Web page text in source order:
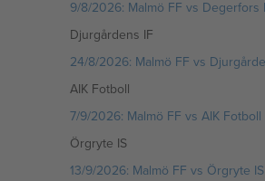
9/8/2026: Malmö FF vs Degerfors
Djurgårdens IF
24/8/2026: Malmö FF vs
AIK Fotboll
7/9/2026: Malmö FF vs AIK
Örgryte IS
13/9/2026: Malmö FF vs Örgryte